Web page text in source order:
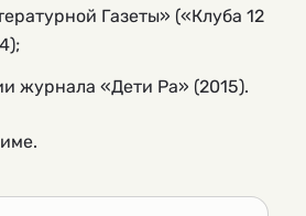
Газеты» («Клуба 12
журнала «Дети Ра» (2015).